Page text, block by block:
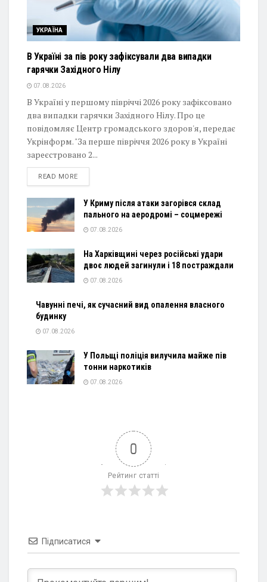
УКРАЇНА
В Україні за пів року зафіксували два випадки
гарячки Західного Нілу
07.08.2026
В Україні у першому півріччі 2026 року зафіксовано
два випадки гарячки Західного Нілу. Про це
повідомляє Центр громадського здоров'я, передає
Укрінформ. "За перше півріччя 2026 року в Україні
зареєстровано 2...
READ MOREDETAILS
У Криму після атаки загорівся склад
пального на аеродромі – соцмережі
07.08.2026
На Харківщині через російські удари
двоє людей загинули і 18 постраждали
07.08.2026
Чавунні печі, як сучасний вид опалення власного
будинку
07.08.2026
У Польщі поліція вилучила майже пів
тонни наркотиків
07.08.2026
0
Рейтинг статті
Підписатися